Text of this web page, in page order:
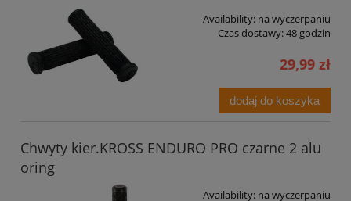
Availability: na wyczerpaniu
Czas dostawy:48 godzin
29,99 zł
dodaj do koszyka
Chwyty kier.KROSS ENDURO PRO czarne 2 alu
oring
Availability: na wyczerpaniu